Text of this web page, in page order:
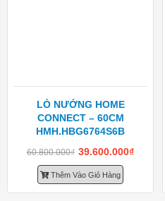
LÒ NƯỚNG HOME
CONNECT – 60CM
HMH.HBG6764S6B
60.800.000₫ 39.600.000₫
Thêm Vào Giỏ Hàng